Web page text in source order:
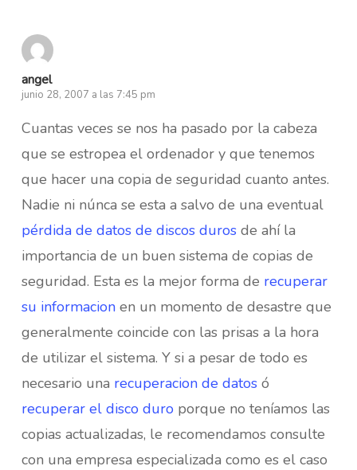
angel
junio 28, 2007 a las 7:45 pm
Cuantas veces se nos ha pasado por la cabeza
que se estropea el ordenador y que tenemos
que hacer una copia de seguridad cuanto antes.
Nadie ni núnca se esta a salvo de una eventual
pérdida de datos de discos durosde ahí la
importancia de un buen sistema de copias de
seguridad. Esta es la mejor forma de recuperar
su informacionen un momento de desastre que
generalmente coincide con las prisas a la hora
de utilizar el sistema. Y si a pesar de todo es
necesario una recuperacion de datosó
recuperar el disco duroporque no teníamos las
copias actualizadas, le recomendamos consulte
con una empresa especializada como es el caso